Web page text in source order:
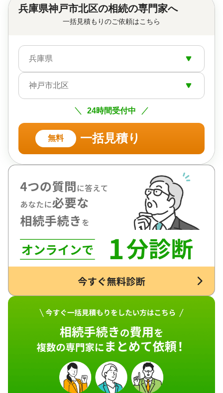
兵庫県神戸市北区の相続の専門家へ
一括見積もりのご依頼はこちら
兵庫県
神戸市北区
24時間受付中
無料 一括見積り